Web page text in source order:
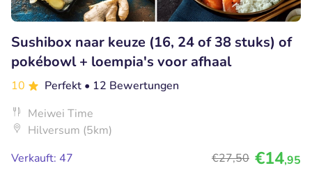
Sushibox naar keuze (16, 24 of 38 stuks) of
pokébowl + loempia's voor afhaal
10 Perfekt • 12 Bewertungen
Meiwei Time
Hilversum (5km)
Verkauft: 47
€27,50 €14,95